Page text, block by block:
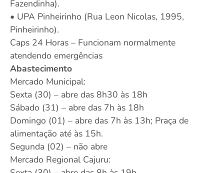
Fazendinha).
• UPA Pinheirinho (Rua Leon Nicolas, 1995,
Pinheirinho).
Caps 24 Horas – Funcionam normalmente
atendendo emergências
Abastecimento
Mercado Municipal:
Sexta (30) – abre das 8h30 às 18h
Sábado (31) – abre das 7h às 18h
Domingo (01) – abre das 7h às 13h; Praça de
alimentação até às 15h.
Segunda (02) – não abre
Mercado Regional Cajuru: